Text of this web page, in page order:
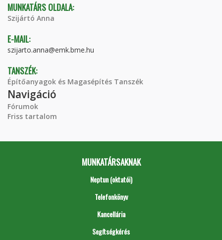
MUNKATÁRS OLDALA:
Szijártó Anna
E-MAIL:
szijarto.anna@emk.bme.hu
TANSZÉK:
Építőanyagok és Magasépítés Tanszék
Navigáció
Fórumok
Friss tartalom
MUNKATÁRSAKNAK
Neptun (oktatói)
Telefonkönyv
Kancellária
Segítségkérés